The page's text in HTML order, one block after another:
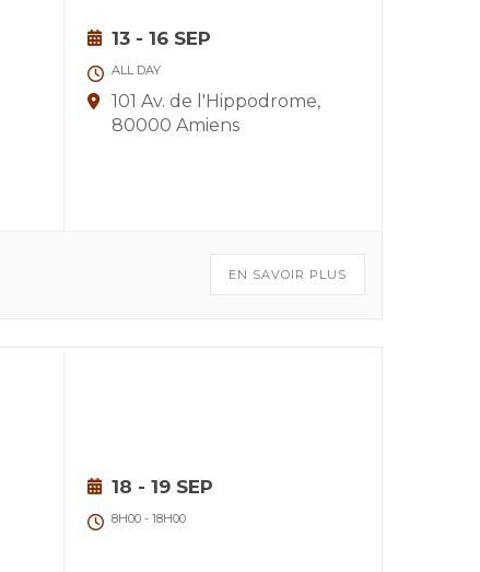
13 - 16 SEP
ALL DAY
101 Av. de l'Hippodrome,
80000 Amiens
EN SAVOIR PLUS
18 - 19 SEP
8H00 - 18H00